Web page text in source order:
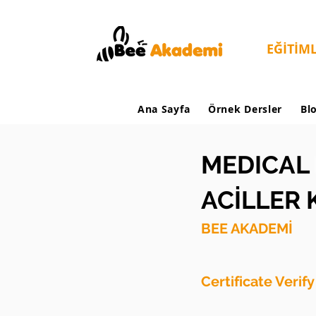
Ana Sayfa Örnek Dersler
MEDICAL
ACİLLER
BEE AKADEMİ
Certificate Verify